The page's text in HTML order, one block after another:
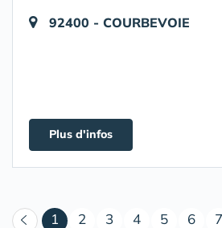
92400 - COURBEVOIE
Plus d'infos
1 (courant)
2 3 4 5 6 7